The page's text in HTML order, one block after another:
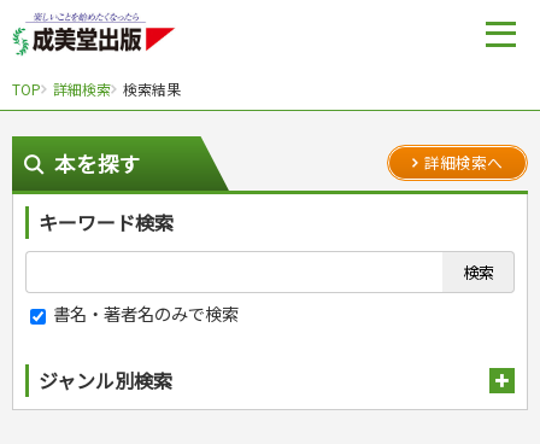
TOP 詳細検索 検索結果
本を探す 詳細検索へ
キーワード検索
書名・著者名のみで検索
ジャンル別検索